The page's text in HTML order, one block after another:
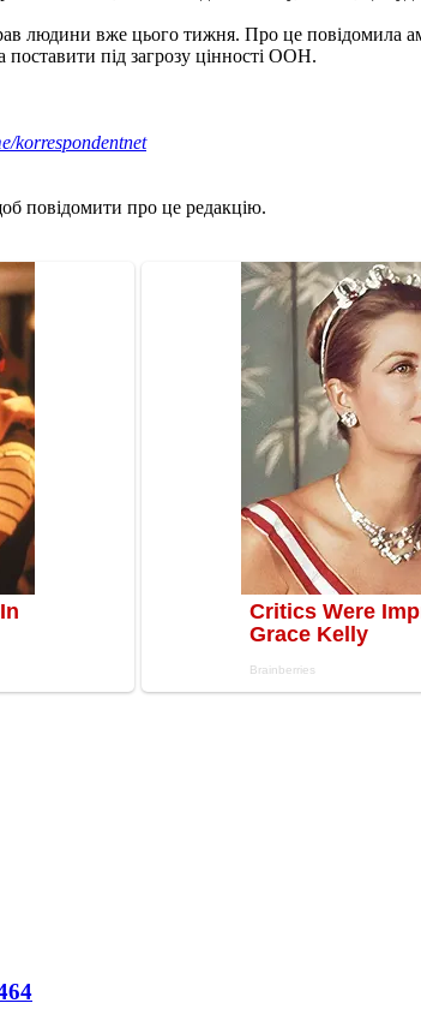
людини вже цього тижня. Про це повідомила
під загрозу цінності ООН.
korrespondentnet
повідомити про це редакцію.